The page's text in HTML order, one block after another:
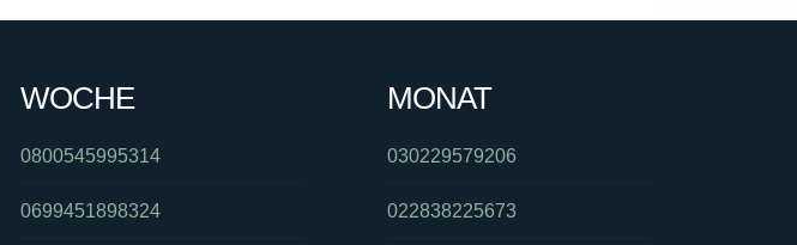
WOCHE
0800545995314
0699451898324
MONAT
030229579206
022838225673